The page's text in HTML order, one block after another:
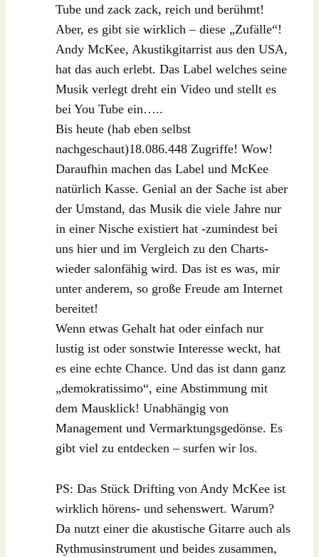
Tube und zack zack, reich und berühmt!
Aber, es gibt sie wirklich – diese „Zufälle“!
Andy McKee, Akustikgitarrist aus den USA,
hat das auch erlebt. Das Label welches seine
Musik verlegt dreht ein Video und stellt es
bei You Tube ein…..
Bis heute (hab eben selbst
nachgeschaut)18.086.448 Zugriffe! Wow!
Daraufhin machen das Label und McKee
natürlich Kasse. Genial an der Sache ist aber
der Umstand, das Musik die viele Jahre nur
in einer Nische existiert hat -zumindest bei
uns hier und im Vergleich zu den Charts-
wieder salonfähig wird. Das ist es was, mir
unter anderem, so große Freude am Internet
bereitet!
Wenn etwas Gehalt hat oder einfach nur
lustig ist oder sonstwie Interesse weckt, hat
es eine echte Chance. Und das ist dann ganz
„demokratissimo“, eine Abstimmung mit
dem Mausklick! Unabhängig von
Management und Vermarktungsgedönse. Es
gibt viel zu entdecken – surfen wir los.
PS: Das Stück Drifting von Andy McKee ist
wirklich hörens- und sehenswert. Warum?
Da nutzt einer die akustische Gitarre auch als
Rythmusinstrument und beides zusammen,